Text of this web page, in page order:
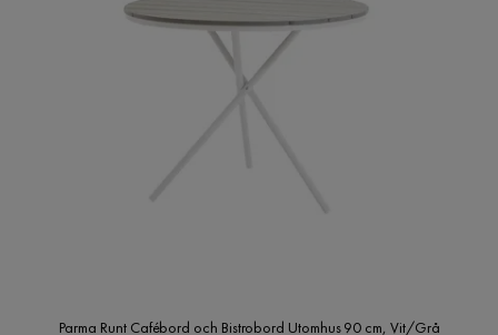
Parma Runt Cafébord och Bistrobord Utomhus 90 cm, Vit/Grå